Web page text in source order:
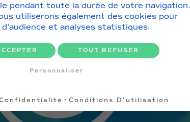
pendant toute la durée de votre navigation.
utiliserons également des cookies pour
et analyses statistiques.
TOUT REFUSER
Personnaliser
· Conditions D'utilisation